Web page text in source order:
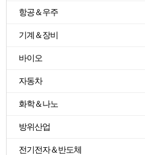
항공＆우주
기계＆장비
바이오
자동차
화학＆나노
방위산업
전기전자＆반도체